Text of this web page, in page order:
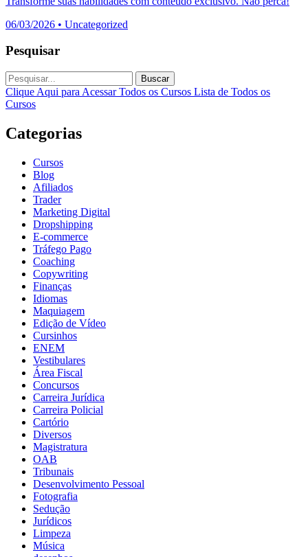
06/03/2026 • Uncategorized
Pesquisar
Buscar
Clique Aqui para Acessar Todos os Cursos Lista de Todos os
Cursos
Categorias
Cursos
Blog
Afiliados
Trader
Marketing Digital
Dropshipping
E-commerce
Tráfego Pago
Coaching
Copywriting
Finanças
Idiomas
Maquiagem
Edição de Vídeo
Cursinhos
ENEM
Vestibulares
Área Fiscal
Concursos
Carreira Jurídica
Carreira Policial
Cartório
Diversos
Magistratura
OAB
Tribunais
Desenvolvimento Pessoal
Fotografia
Sedução
Jurídicos
Limpeza
Música